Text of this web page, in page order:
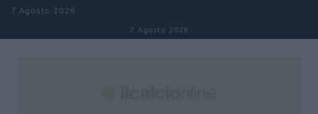
Salta al contenuto
7 Agosto 2026
7 Agosto 2026